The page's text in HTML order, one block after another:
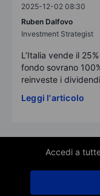
2025-12-02 08:30
Ruben Dalfovo
Investment Strategist
L’Italia vende il
fondo sovrano
reinveste i
Leggi l'articolo
Accedi a